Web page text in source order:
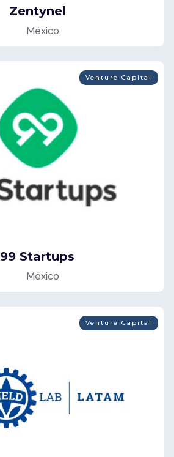
Zentynel
México
Venture Capital
99 Startups
México
Venture Capital